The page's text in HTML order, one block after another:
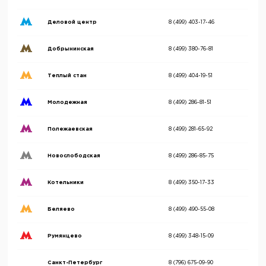
Деловой центр 8 (499) 403-17-46
Добрынинская 8 (499) 380-76-81
Теплый стан 8 (499) 404-19-51
Молодежная 8 (499) 286-81-51
Полежаевская 8 (499) 281-65-92
Новослободская 8 (499) 286-85-75
Котельники 8 (499) 350-17-33
Беляево 8 (499) 490-55-08
Румянцево 8 (499) 348-15-09
Санкт-Петербург 8 (796) 675-09-90